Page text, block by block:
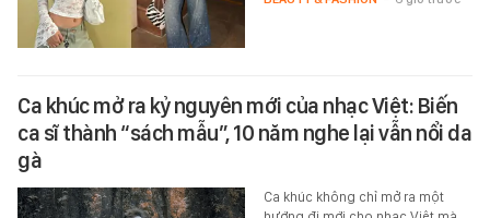
Ca khúc mở ra kỷ nguyên mới của nhạc Việt: Biến
ca sĩ thành “sách mẫu”, 10 năm nghe lại vẫn nổi da
gà
Ca khúc không chỉ mở ra một